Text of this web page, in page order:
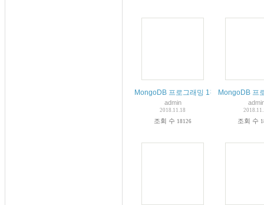
MongoDB 프로그래밍 1강 클라우드/빅
admin
2018.11.18
조회 수 18126
MongoDB 프
조회 수